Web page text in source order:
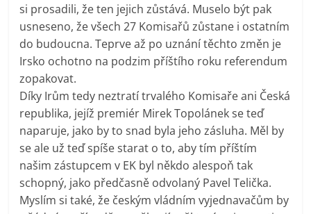
si prosadili, že ten jejich zůstává. Muselo být pak
usneseno, že všech 27 Komisařů zůstane i ostatním
do budoucna. Teprve až po uznání těchto změn je
Irsko ochotno na podzim příštího roku referendum
zopakovat.
Díky Irům tedy neztratí trvalého Komisaře ani Česká
republika, jejíž premiér Mirek Topolánek se teď
naparuje, jako by to snad byla jeho zásluha. Měl by
se ale už teď spíše starat o to, aby tím příštím
našim zástupcem v EK byl někdo alespoň tak
schopný, jako předčasně odvolaný Pavel Telička.
Myslím si také, že českým vládním vyjednavačům by